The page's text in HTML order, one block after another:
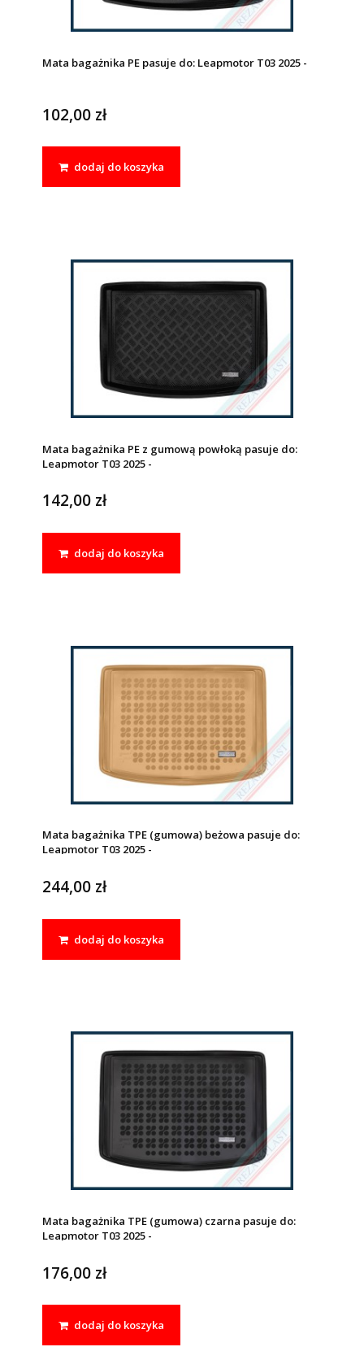
Mata bagażnika PE pasuje do: Leapmotor T03 2025 -
102,00 zł
dodaj do koszyka
Mata bagażnika PE z gumową powłoką pasuje do:
Leapmotor T03 2025 -
142,00 zł
dodaj do koszyka
Mata bagażnika TPE (gumowa) beżowa pasuje do:
Leapmotor T03 2025 -
244,00 zł
dodaj do koszyka
Mata bagażnika TPE (gumowa) czarna pasuje do:
Leapmotor T03 2025 -
176,00 zł
dodaj do koszyka